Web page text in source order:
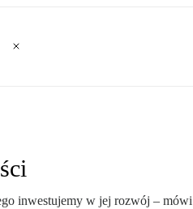
inwestujemy w jej rozwój –